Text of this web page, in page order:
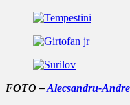
FOTO –Alecsandru-